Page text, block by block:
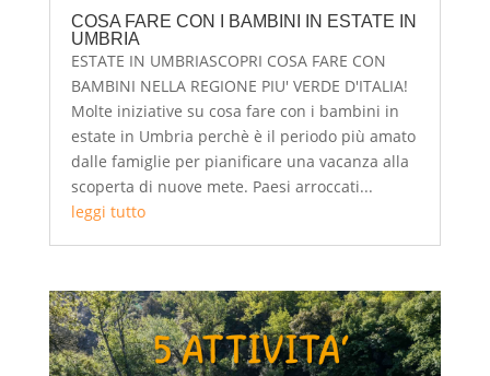
COSA FARE CON I BAMBINI IN ESTATE IN
UMBRIA
ESTATE IN UMBRIASCOPRI COSA FARE CON
BAMBINI NELLA REGIONE PIU' VERDE D'ITALIA!
Molte iniziative su cosa fare con i bambini in
estate in Umbria perchè è il periodo più amato
dalle famiglie per pianificare una vacanza alla
scoperta di nuove mete. Paesi arroccati...
leggi tutto